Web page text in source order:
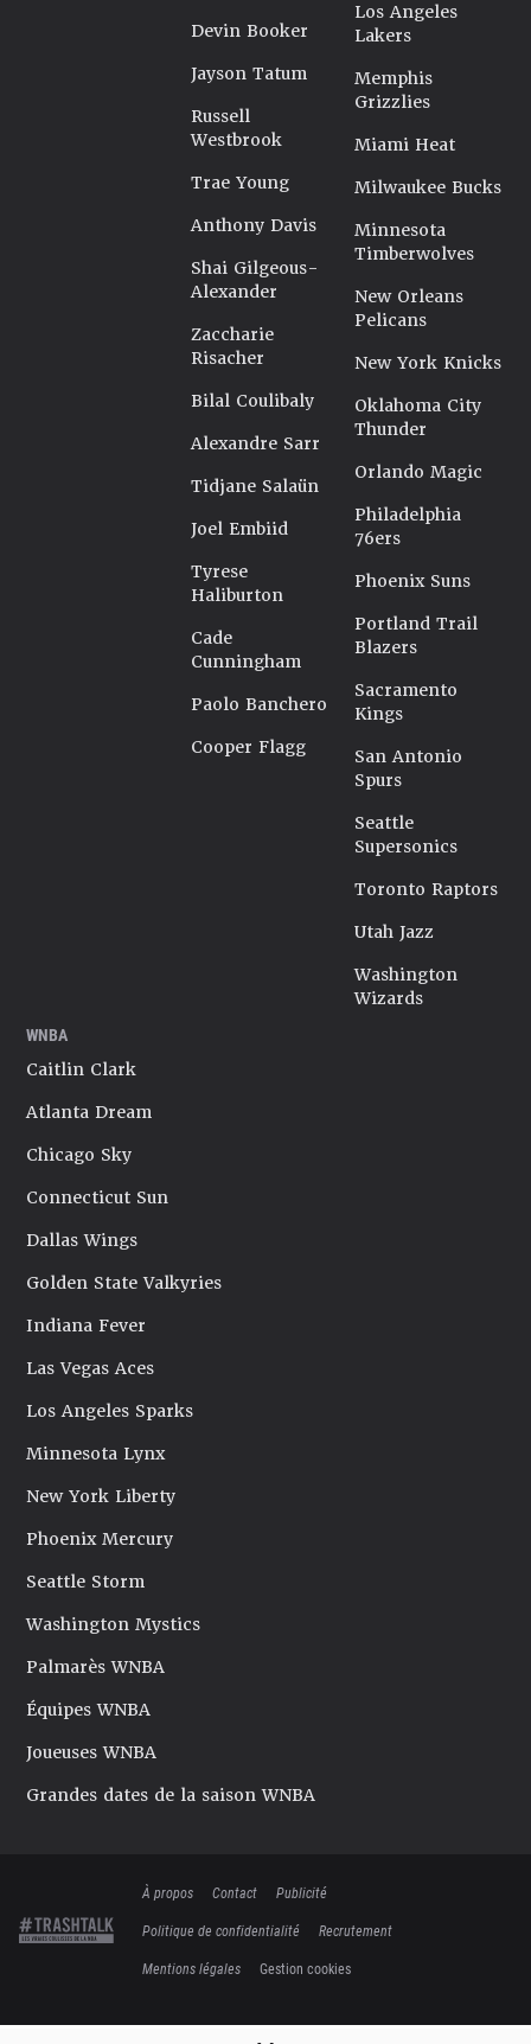
Devin Booker
Jayson Tatum
Russell
Westbrook
Trae Young
Anthony Davis
Shai Gilgeous-
Alexander
Zaccharie
Risacher
Bilal Coulibaly
Alexandre Sarr
Tidjane Salaün
Joel Embiid
Tyrese
Haliburton
Cade
Cunningham
Paolo Banchero
Cooper Flagg
Los Angeles
Lakers
Memphis
Grizzlies
Miami Heat
Milwaukee Bucks
Minnesota
Timberwolves
New Orleans
Pelicans
New York Knicks
Oklahoma City
Thunder
Orlando Magic
Philadelphia
76ers
Phoenix Suns
Portland Trail
Blazers
Sacramento
Kings
San Antonio
Spurs
Seattle
Supersonics
Toronto Raptors
Utah Jazz
Washington
Wizards
WNBA
Caitlin Clark
Atlanta Dream
Chicago Sky
Connecticut Sun
Dallas Wings
Golden State Valkyries
Indiana Fever
Las Vegas Aces
Los Angeles Sparks
Minnesota Lynx
New York Liberty
Phoenix Mercury
Seattle Storm
Washington Mystics
Palmarès WNBA
Équipes WNBA
Joueuses WNBA
Grandes dates de la saison WNBA
À propos Contact
Publicité
Politique de confidentialité
Recrutement
Mentions légales
Gestion cookies